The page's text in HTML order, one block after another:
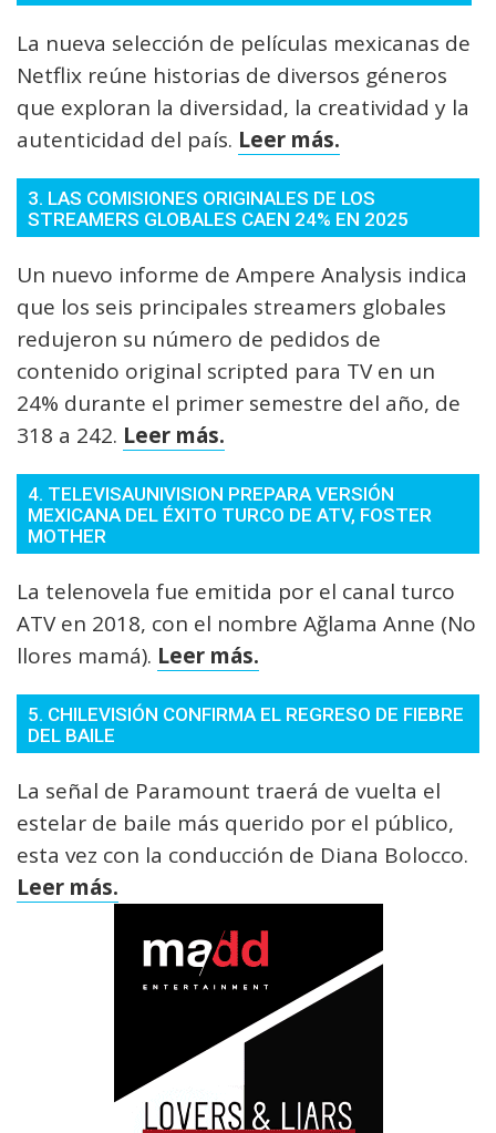
La nueva selección de películas mexicanas de
Netflix reúne historias de diversos géneros
que exploran la diversidad, la creatividad y la
autenticidad del país. Leer más.
3. LAS COMISIONES ORIGINALES DE LOS
STREAMERS GLOBALES CAEN 24% EN 2025
Un nuevo informe de Ampere Analysis indica
que los seis principales streamers globales
redujeron su número de pedidos de
contenido original scripted para TV en un
24% durante el primer semestre del año, de
318 a 242. Leer más.
4. TELEVISAUNIVISION PREPARA VERSIÓN
MEXICANA DEL ÉXITO TURCO DE ATV, FOSTER
MOTHER
La telenovela fue emitida por el canal turco
ATV en 2018, con el nombre Ağlama Anne (No
llores mamá). Leer más.
5. CHILEVISIÓN CONFIRMA EL REGRESO DE FIEBRE
DEL BAILE
La señal de Paramount traerá de vuelta el
estelar de baile más querido por el público,
esta vez con la conducción de Diana Bolocco.
Leer más.